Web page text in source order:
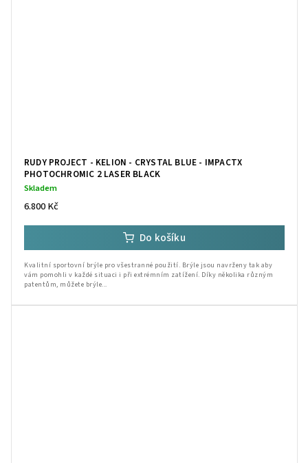
RUDY PROJECT - KELION - CRYSTAL BLUE - IMPACTX
PHOTOCHROMIC 2 LASER BLACK
Skladem
6.800 Kč
Do košíku
Kvalitní sportovní brýle pro všestranné použití. Brýle jsou navrženy tak aby
vám pomohli v každé situaci i při extrémním zatížení. Díky několika různým
patentům, můžete brýle...